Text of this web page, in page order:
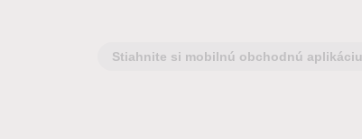
Stiahnite si mobilnú obchodnú aplikáciu